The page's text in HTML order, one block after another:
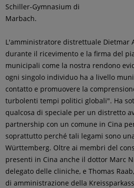
Schiller-Gymnasium di
Marbach.
L'amministratore distrettuale Dietmar
durante il ricevimento e la firma del
municipali come la nostra rendono
ogni singolo individuo ha a livello
contatto e promuovere la
turbolenti tempi politici globali". Ha
qualcosa di speciale per un distretto
partnership con un comune in Cina
soprattutto perché tali legami sono
Württemberg. Oltre ai membri del
presenti in Cina anche il dottor Marc
delegato delle cliniche, e Thomas
di amministrazione della